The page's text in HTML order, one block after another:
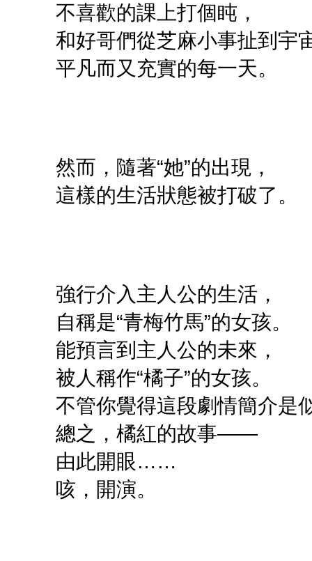
不喜歡的課上打個盹，
和好哥們從芝麻小事扯到宇
平凡而又充實的每一天。
然而，隨著“她”的出現，
這樣的生活狀態被打破了。
強行介入主人公的生活，
自稱是“青梅竹馬”的女孩。
能預言到主人公的未來，
被人稱作“橘子”的女孩。
不管你覺得這段劇情簡介是
總之，橘紅的故事——
由此開眼……
咳，開演。